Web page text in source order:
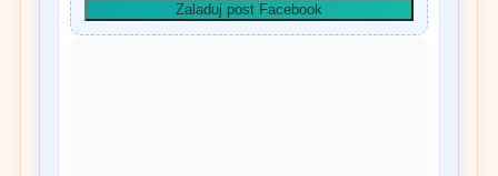
Zaladuj post Facebook